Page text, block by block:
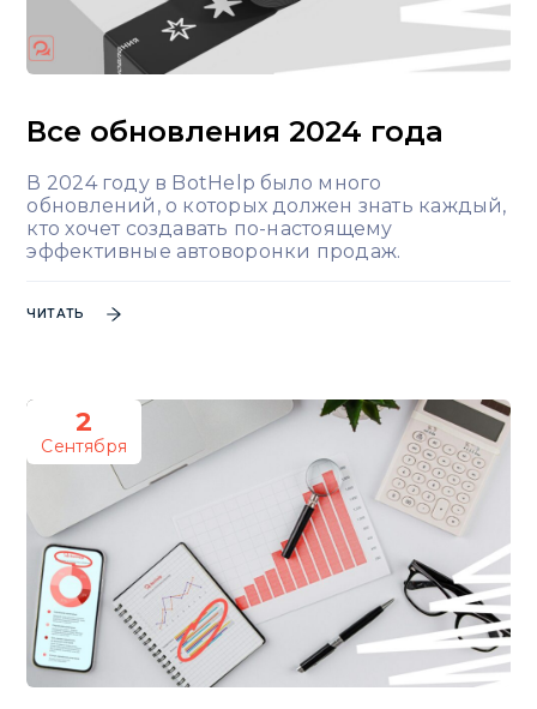
Все обновления 2024 года
В 2024 году в BotHelp было много
обновлений, о которых должен знать каждый,
кто хочет создавать по-настоящему
эффективные автоворонки продаж.
ЧИТАТЬ
2
Сентября